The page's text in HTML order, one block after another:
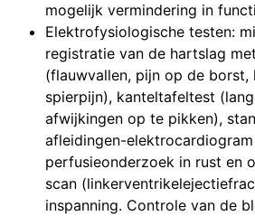
mogelijk vermindering in
Elektrofysiologische testen:
registratie van de hartslag
(flauwvallen, pijn op de borst,
spierpijn), kanteltafeltest
afwijkingen op te pikken),
afleidingen-
perfusieonderzoek in rust en
scan
inspanning. Controle van de